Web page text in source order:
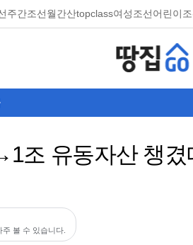
주간조선월간산topclass여성조선어린이
조 유동자산 챙
볼 수 있습니다.